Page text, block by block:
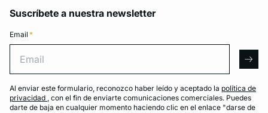
Suscríbete a nuestra newsletter
Email *
Al enviar este formulario, reconozco haber leído y aceptado la política de
privacidad , con el fin de enviarte comunicaciones comerciales. Puedes
darte de baja en cualquier momento haciendo clic en el enlace "darse de